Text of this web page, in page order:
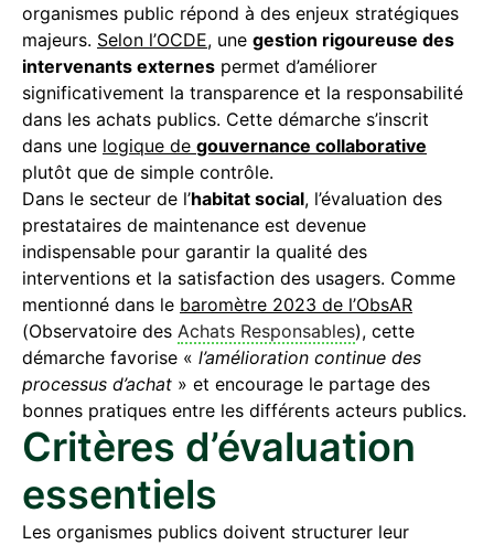
organismes public répond à des enjeux stratégiques
majeurs. Selon l’OCDE, une gestion rigoureuse des
intervenants externes permet d’améliorer
significativement la transparence et la responsabilité
dans les achats publics. Cette démarche s’inscrit
dans une logique de gouvernance collaborative
plutôt que de simple contrôle.
Dans le secteur de l’habitat social, l’évaluation des
prestataires de maintenance est devenue
indispensable pour garantir la qualité des
interventions et la satisfaction des usagers. Comme
mentionné dans le baromètre 2023 de l’ObsAR
(Observatoire des Achats Responsables), cette
démarche favorise « l’amélioration continue des
processus d’achat » et encourage le partage des
bonnes pratiques entre les différents acteurs publics.
Critères d’évaluation
essentiels
Les organismes publics doivent structurer leur